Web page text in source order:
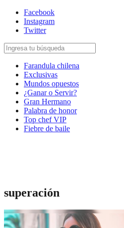
Facebook
Instagram
Twitter
Farandula chilena
Exclusivas
Mundos opuestos
¿Ganar o Servir?
Gran Hermano
Palabra de honor
Top chef VIP
Fiebre de baile
superación